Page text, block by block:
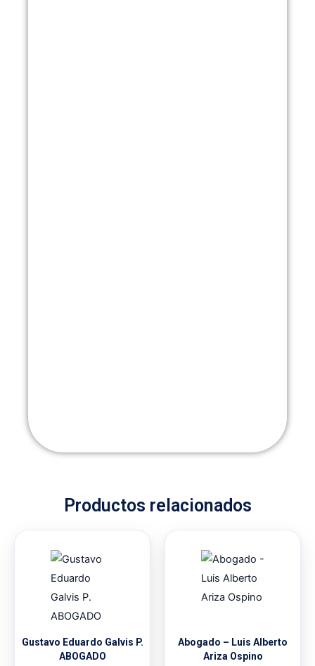
Productos relacionados
Gustavo Eduardo Galvis P.
ABOGADO
Abogado – Luis Alberto
Ariza Ospino